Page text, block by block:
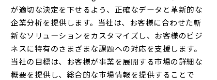
が適切な決定を下せるよう、正確なデータと革新的な
企業分析を提供します。当社は、お客様に合わせた斬
新なソリューションをカスタマイズし、お客様のビジ
ネスに特有のさまざまな課題への対応を支援します。
当社の目標は、お客様が事業を展開する市場の詳細な
概要を提供し、総合的な市場情報を提供することで